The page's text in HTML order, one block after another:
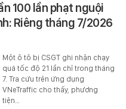
100 lần phạt nguội
Riêng tháng 7/2026
Một ô tô bị CSGT ghi nhận chạy
quá tốc độ 21 lần chỉ trong tháng
7. Tra cứu trên ứng dụng
VNeTraffic cho thấy, phương
tiện…